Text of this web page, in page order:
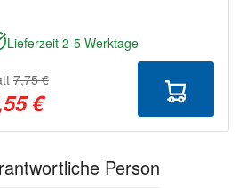
Lieferzeit 2-5 Werktage
7,75 €
€
Person